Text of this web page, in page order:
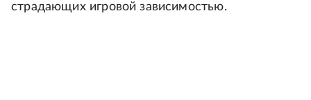
страдающих игровой зависимостью.